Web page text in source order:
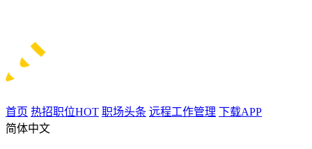
首页 热招职位HOT 职场头条 远程工作管理 下载APP
简体中文